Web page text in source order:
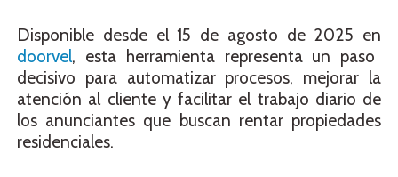
Disponible desde el 15 de agosto de 2025 en
doorvel, esta herramienta representa un paso
decisivo para automatizar procesos, mejorar la
atención al cliente y facilitar el trabajo diario de
los anunciantes que buscan rentar propiedades
residenciales.